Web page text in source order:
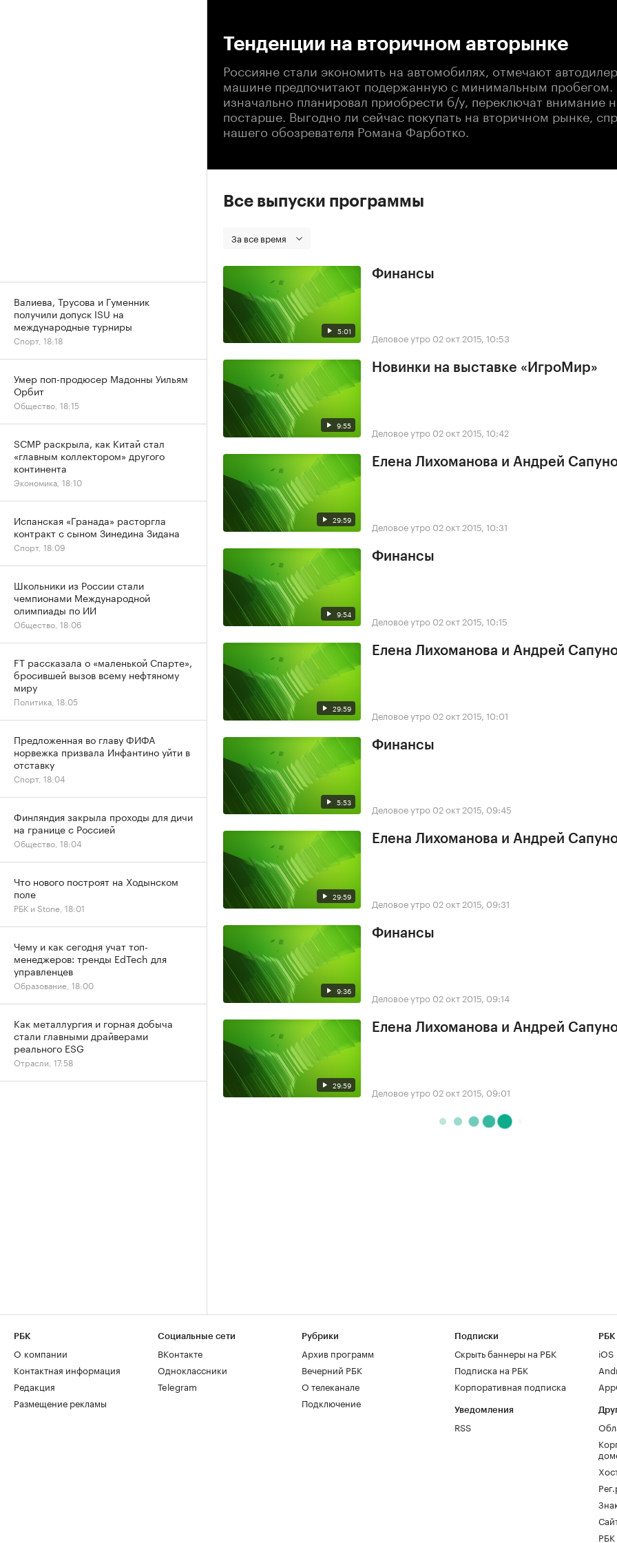
Тенденции на вторичном авторынке
Россияне стали экономить на автомобилях, отмечают
машине предпочитают подержанную с минимальным пробегом.
изначально планировал приобрести б/у, переключат внимание
постарше. Выгодно ли сейчас покупать на вторичном рынке,
нашего обозревателя Романа Фарботко.
Все выпуски программы
За все время
5:01
Финансы
Деловое утро 02 окт 2015, 10:53
9:55
Новинки на выставке «ИгроМир»
Деловое утро 02 окт 2015, 10:42
29:59
Елена Лихоманова и Андрей
Деловое утро 02 окт 2015, 10:31
9:54
Финансы
Деловое утро 02 окт 2015, 10:15
29:59
Елена Лихоманова и Андрей
Деловое утро 02 окт 2015, 10:01
5:53
Финансы
Деловое утро 02 окт 2015, 09:45
29:59
Елена Лихоманова и Андрей
Деловое утро 02 окт 2015, 09:31
9:36
Финансы
Деловое утро 02 окт 2015, 09:14
29:59
Елена Лихоманова и Андрей
Деловое утро 02 окт 2015, 09:01
Валиева, Трусова и Гуменник
получили допуск ISU на
международные турниры
Спорт, 18:18
Умер поп-продюсер Мадонны Уильям
Орбит
Общество, 18:15
SCMP раскрыла, как Китай стал
«главным коллектором» другого
континента
Экономика, 18:10
Испанская «Гранада» расторгла
контракт с сыном Зинедина Зидана
Спорт, 18:09
Школьники из России стали
чемпионами Международной
олимпиады по ИИ
Общество, 18:06
FT рассказала о «маленькой Спарте»,
бросившей вызов всему нефтяному
миру
Политика, 18:05
Предложенная во главу ФИФА
норвежка призвала Инфантино уйти в
отставку
Спорт, 18:04
Финляндия закрыла проходы для дичи
на границе с Россией
Общество, 18:04
Что нового построят на Ходынском
поле
РБК и Stone, 18:01
Чему и как сегодня учат топ-
менеджеров: тренды EdTech для
управленцев
Образование, 18:00
Как металлургия и горная добыча
стали главными драйверами
реального ESG
Отрасли, 17:58
РБК
О компании
Контактная информация
Редакция
Размещение рекламы
Социальные сети
ВКонтакте
Одноклассники
Telegram
Рубрики
Архив программ
Вечерний РБК
О телеканале
Подключение
Подписки
Скрыть баннеры на РБК
Подписка на РБК
Корпоративная подписка
Уведомления
RSS
РБК
iOS